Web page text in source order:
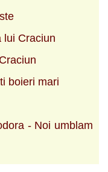
lui Craciun
boieri mari
- Noi umblam